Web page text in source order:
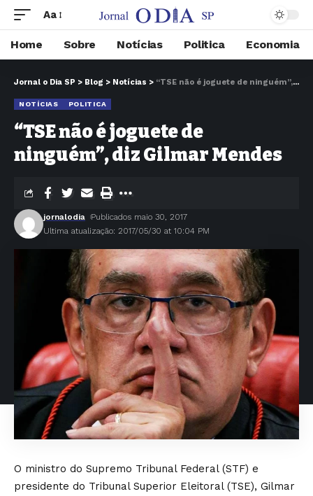
Aa
Home Sobre Notícias Politica Economia
Jornal o Dia SP > Blog > Notícias > “TSE não é joguete de ninguém”, diz Gilmar Mendes
NOTÍCIAS POLITICA
“TSE não é joguete de
ninguém”, diz Gilmar Mendes
Ultima atualização: 2017/05/30 at 10:04 PM
jornalodia Publicados maio 30, 2017
O ministro do Supremo Tribunal Federal (STF) e
presidente do Tribunal Superior Eleitoral (TSE), Gilmar